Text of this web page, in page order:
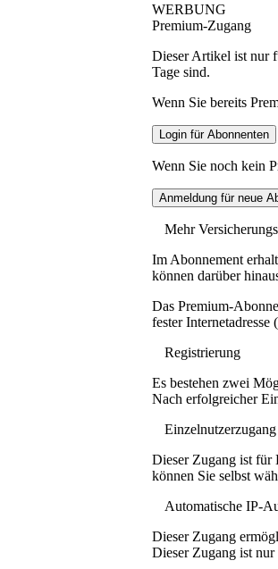
WERBUNG
Premium-Zugang
Dieser Artikel ist nur
Tage sind.
Wenn Sie bereits
Wenn Sie noch kein
Mehr
Im Abonnement
können darüber
Das Premium-
fester
Registrierung
Es bestehen zwei
Nach erfolgreicher
Dieser Zugang ist für
können Sie selbst
Automatische IP-
Dieser Zugang
Dieser Zugang ist